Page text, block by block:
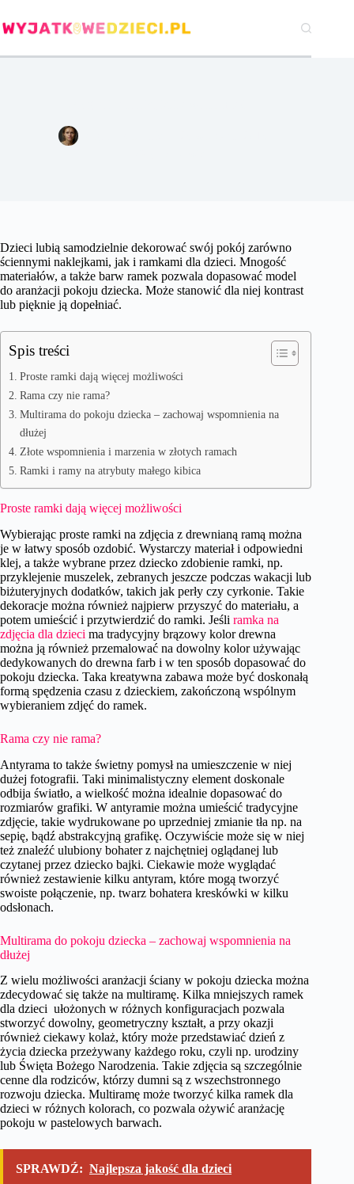
do
treści
Dzieci lubią samodzielnie dekorować swój pokój zarówno
ściennymi naklejkami, jak i ramkami dla dzieci. Mnogość
materiałów, a także barw ramek pozwala dopasować model
do aranżacji pokoju dziecka. Może stanowić dla niej kontrast
lub pięknie ją dopełniać.
Spis treści
Proste ramki dają więcej możliwości
Rama czy nie rama?
Multirama do pokoju dziecka – zachowaj wspomnienia na
dłużej
Złote wspomnienia i marzenia w złotych ramach
Ramki i ramy na atrybuty małego kibica
Proste ramki dają więcej możliwości
Wybierając proste ramki na zdjęcia z drewnianą ramą można
je w łatwy sposób ozdobić. Wystarczy materiał i odpowiedni
klej, a także wybrane przez dziecko zdobienie ramki, np.
przyklejenie muszelek, zebranych jeszcze podczas wakacji lub
biżuteryjnych dodatków, takich jak perły czy cyrkonie. Takie
dekoracje można również najpierw przyszyć do materiału, a
potem umieścić i przytwierdzić do ramki. Jeśli ramka na
zdjęcia dla dzieci ma tradycyjny brązowy kolor drewna
można ją również przemalować na dowolny kolor używając
dedykowanych do drewna farb i w ten sposób dopasować do
pokoju dziecka. Taka kreatywna zabawa może być doskonałą
formą spędzenia czasu z dzieckiem, zakończoną wspólnym
wybieraniem zdjęć do ramek.
Rama czy nie rama?
Antyrama to także świetny pomysł na umieszczenie w niej
dużej fotografii. Taki minimalistyczny element doskonale
odbija światło, a wielkość można idealnie dopasować do
rozmiarów grafiki. W antyramie można umieścić tradycyjne
zdjęcie, takie wydrukowane po uprzedniej zmianie tła np. na
sepię, bądź abstrakcyjną grafikę. Oczywiście może się w niej
też znaleźć ulubiony bohater z najchętniej oglądanej lub
czytanej przez dziecko bajki. Ciekawie może wyglądać
również zestawienie kilku antyram, które mogą tworzyć
swoiste połączenie, np. twarz bohatera kreskówki w kilku
odsłonach.
Multirama do pokoju dziecka – zachowaj wspomnienia na
dłużej
Z wielu możliwości aranżacji ściany w pokoju dziecka można
zdecydować się także na multiramę. Kilka mniejszych ramek
dla dzieci ułożonych w różnych konfiguracjach pozwala
stworzyć dowolny, geometryczny kształt, a przy okazji
również ciekawy kolaż, który może przedstawiać dzień z
życia dziecka przeżywany każdego roku, czyli np. urodziny
lub Święta Bożego Narodzenia. Takie zdjęcia są szczególnie
cenne dla rodziców, którzy dumni są z wszechstronnego
rozwoju dziecka. Multiramę może tworzyć kilka ramek dla
dzieci w różnych kolorach, co pozwala ożywić aranżację
pokoju w pastelowych barwach.
SPRAWDŹ: Najlepsza jakość dla dzieci